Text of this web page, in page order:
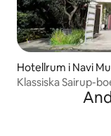
Hotellrum i Navi
Klassiska Sairup-